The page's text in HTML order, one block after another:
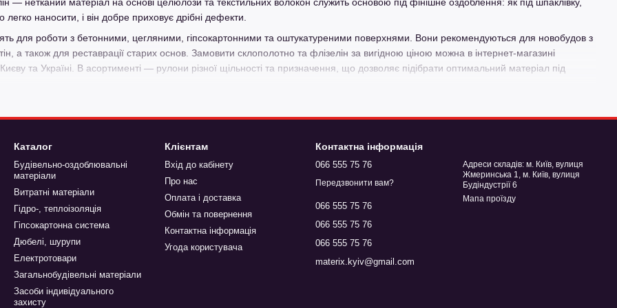
легко наносити, і він добре приховує дрібні дефекти.
для роботи з бетонними, цегляними, гіпсокартонними та оштукатуреними поверхнями. Вони рекомендуються для новобудов з
а також для реставрації старих основ. Замовити склополотно та флізелін за вигідною ціною можна в інтернет-магазині
та Україні. В асортименті — рулони різної щільності та призначення, що дозволяє підібрати оптимальний матеріал під
замовити склополотно для армування стін і стель під час оздоблювальних робіт. Завдяки своїй структурі з найтонших
міцність, довговічність і низку інших корисних властивостей, що роблять його незамінним при фінішному оздобленні
склополотна:
пошкоджень. Зберігає цілісність при багаторазовому фарбуванні та змінах вологості.
утворенню мікротріщин, особливо на стиках гіпсокартону та штукатурки.
— пропускає водяну пару, запобігаючи накопиченню вологи й утворенню плісняви.
речовин, не викликає алергії, не гниє, не горить — підходить для житлових і громадських приміщень.
Каталог
Будівельно-оздоблювальні
матеріали
Витратні матеріали
Гідро-, теплоізоляція
Гіпсокартонна система
Дюбелі, шурупи
Електротовари
Загальнобудівельні матеріали
Засоби індивідуального
захисту
Клієнтам
Вхід до кабінету
Про нас
Оплата і доставка
Обмін та повернення
Контактна інформація
Угода користувача
Контактна інформація
066 555 75 76
Передзвонити вам?
066 555 75 76
066 555 75 76
066 555 75 76
materix.kyiv@gmail.com
Адреси складів: м. Київ, вулиця
Жмеринська 1, м. Київ, вулиця
Будіндустрії 6
Мапа проїзду